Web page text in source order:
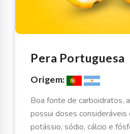
Pera Portuguesa
Origem:
Boa fonte de carboidratos,
possui doses consideráveis
potássio, sódio, cálcio e